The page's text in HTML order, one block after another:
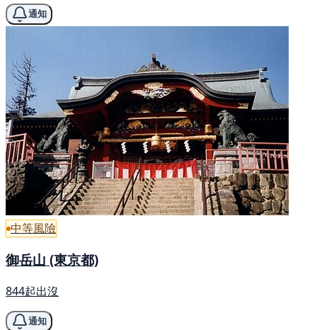
通知
中等風險
御岳山 (東京都)
844起出沒
通知